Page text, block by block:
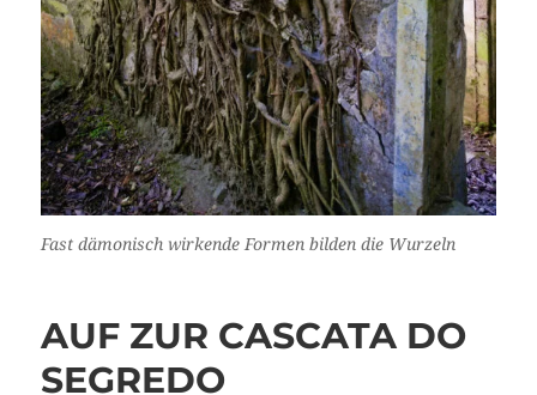
Fast dämonisch wirkende Formen bilden die Wurzeln
AUF ZUR CASCATA DO
SEGREDO